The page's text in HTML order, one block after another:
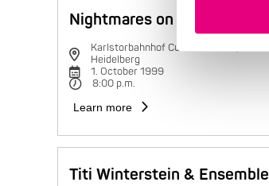
Nightmares on Wax
Karlstorbahnhof Cultural Center,
Heidelberg
1. October 1999
8:00 p.m.
Learn more
Titi Winterstein & Ensemble